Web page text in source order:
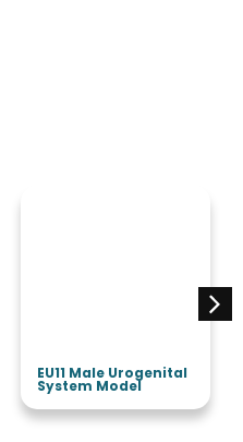
EU11 Male Urogenital
System Model